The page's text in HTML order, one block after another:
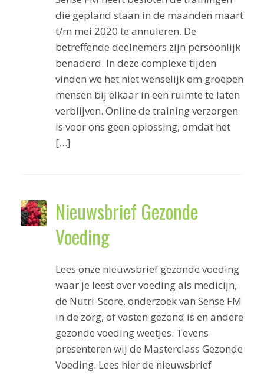
die gepland staan in de maanden maart
t/m mei 2020 te annuleren. De
betreffende deelnemers zijn persoonlijk
benaderd. In deze complexe tijden
vinden we het niet wenselijk om groepen
mensen bij elkaar in een ruimte te laten
verblijven. Online de training verzorgen
is voor ons geen oplossing, omdat het
[…]
Nieuwsbrief Gezonde
Voeding
Lees onze nieuwsbrief gezonde voeding
waar je leest over voeding als medicijn,
de Nutri-Score, onderzoek van Sense FM
in de zorg, of vasten gezond is en andere
gezonde voeding weetjes. Tevens
presenteren wij de Masterclass Gezonde
Voeding. Lees hier de nieuwsbrief